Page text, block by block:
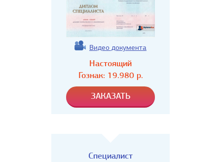
Видео документа
Настоящий
Гознак: 19.980р.
Специалист